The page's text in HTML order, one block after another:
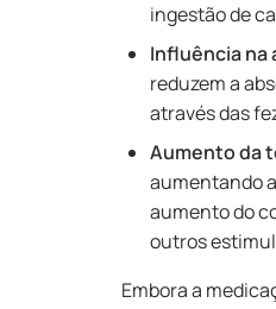
ingestão de
Influência na
reduzem a
através das
Aumento da
aumentando
aumento do
outros
Embora a